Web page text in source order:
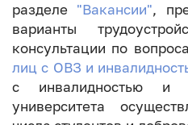
разделе "Вакансии",
варианты
консультации по
лиц с ОВЗ и
с инвалидностью и
университета